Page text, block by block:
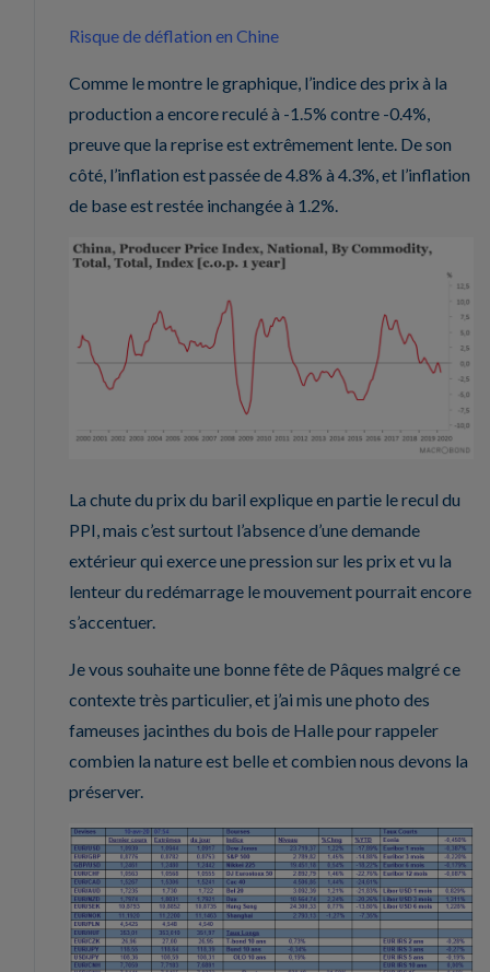
Risque de déflation en Chine
Comme le montre le graphique, l’indice des prix à la
production a encore reculé à -1.5% contre -0.4%,
preuve que la reprise est extrêmement lente. De son
côté, l’inflation est passée de 4.8% à 4.3%, et l’inflation
de base est restée inchangée à 1.2%.
La chute du prix du baril explique en partie le recul du
PPI, mais c’est surtout l’absence d’une demande
extérieur qui exerce une pression sur les prix et vu la
lenteur du redémarrage le mouvement pourrait encore
s’accentuer.
Je vous souhaite une bonne fête de Pâques malgré ce
contexte très particulier, et j’ai mis une photo des
fameuses jacinthes du bois de Halle pour rappeler
combien la nature est belle et combien nous devons la
préserver.